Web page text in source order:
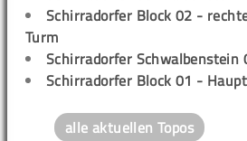
Schirradorfer Block 02 -
Turm
Schirradorfer Schwalbenstein
Schirradorfer Block 01 -
alle aktuellen Topos